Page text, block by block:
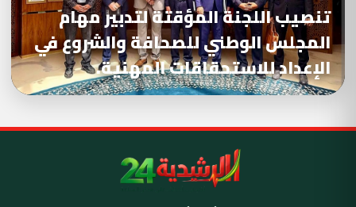
تنصيب اللجنة المؤقتة لتدبير مهام
المجلس الوطني للصحافة والشروع في
الإعداد للاستحقاقات المهنية.